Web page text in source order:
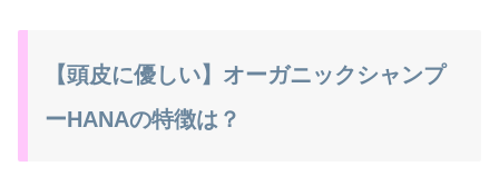
【頭皮に優しい】オーガニックシャンプ
ーHANAの特徴は？